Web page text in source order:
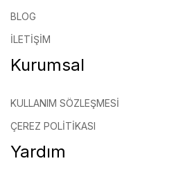
BLOG
İLETIŞIM
Kurumsal
KULLANIM SÖZLEŞMESI
ÇEREZ POLITIKASI
Yardım